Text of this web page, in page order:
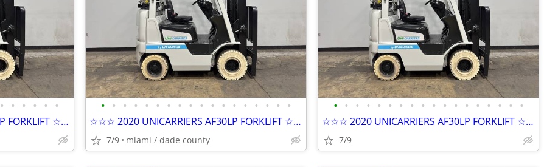
• • • • • •
☆☆☆ 2020 UNICARRIERS AF30LP FORKLIFT ☆☆☆
• • • • • • • • • • • • • • • • • •
☆☆☆ 2020 UNICARRIERS AF30LP FORKLIFT ☆☆☆
7/9 miami / dade county
• • • • • • • • • • • • • • • • • •
☆☆☆ 2020 UNICARRIERS AF30LP FORKLIFT ☆☆☆
7/9